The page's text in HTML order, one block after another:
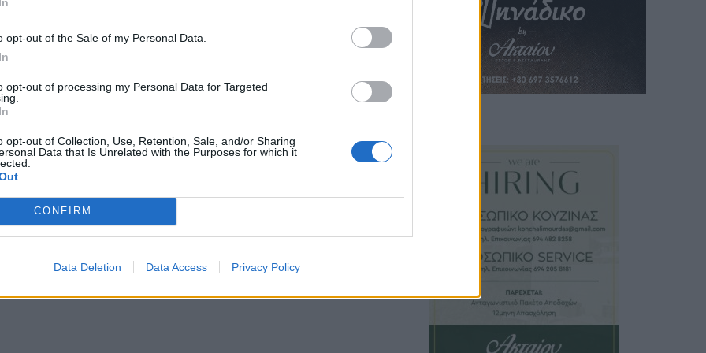
opt-out of the Sale of my Personal Data.
opt-out of processing my Personal Data for Targeted
opt-out of Collection, Use, Retention, Sale, and/or Sharing
Data that Is Unrelated with the Purposes for which it
CONFIRM
Data Deletion Data Access Privacy Policy
“Ιστορική μέρα για τους
της Ρόδου”
Σπουδές στο Εξωτερικό; Γιατί όλο και